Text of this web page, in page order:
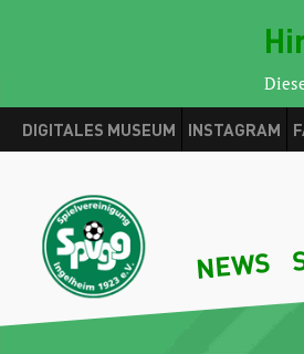
DIGITALES MUSEUM INSTAGRAM
NEWS